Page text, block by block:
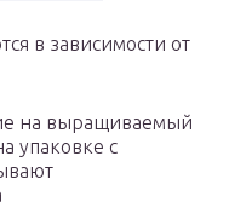
в зависимости от
на выращиваемый
упаковке с